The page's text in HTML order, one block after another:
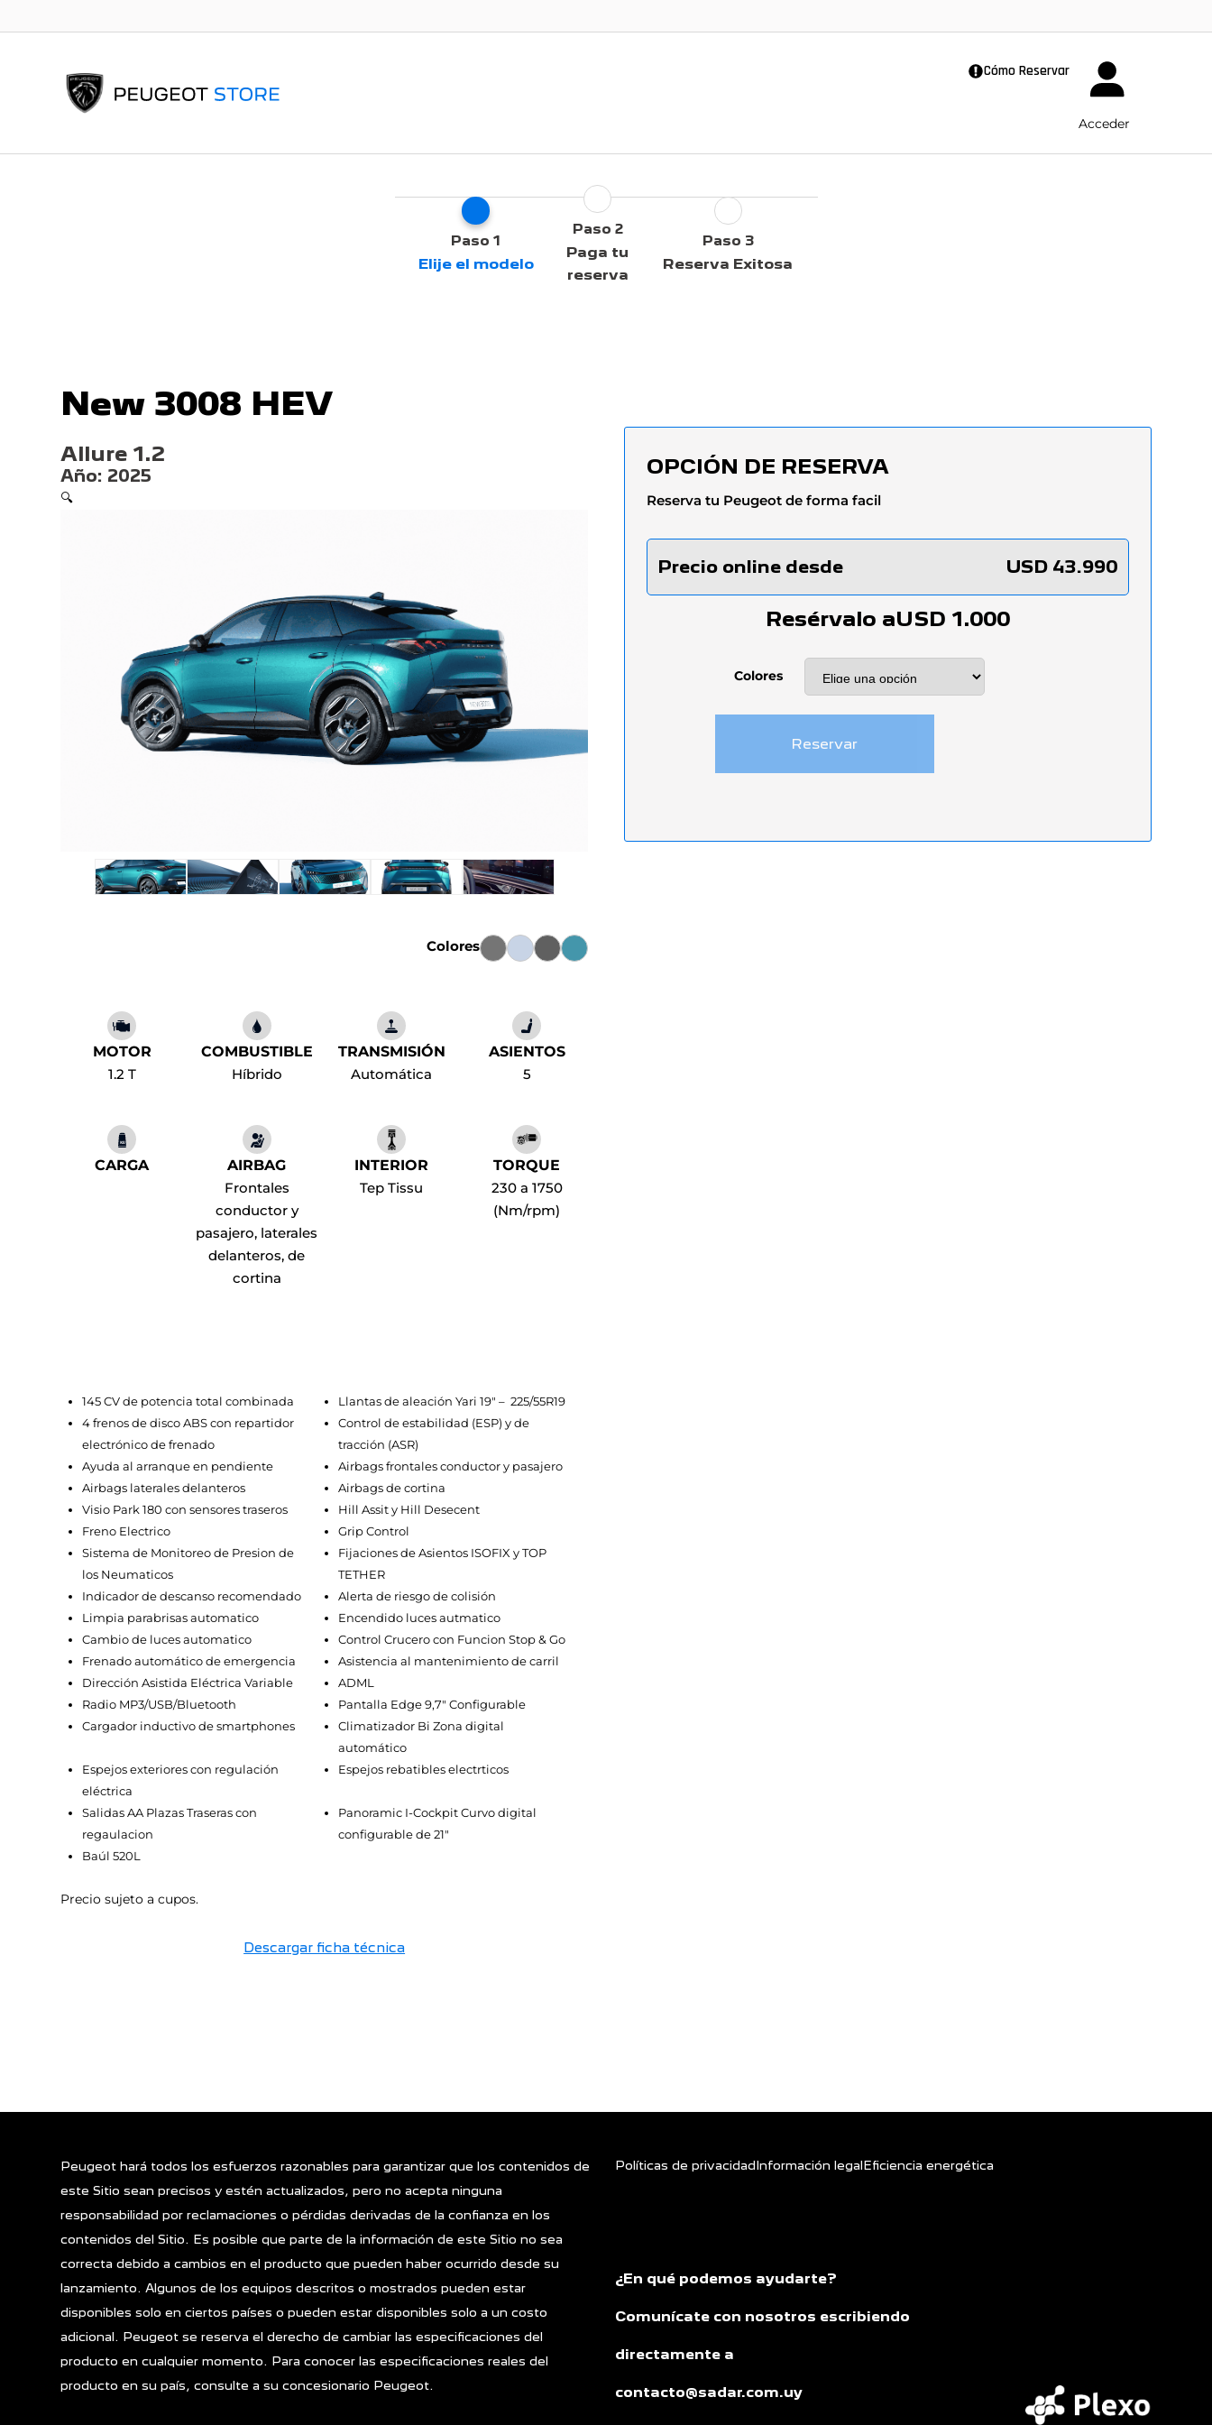
Cómo Reservar
Acceder
Paso 1
Elije el modelo
Paso 2
Paga tu
reserva
Paso 3
Reserva Exitosa
New 3008 HEV
Allure 1.2
Año: 2025
🔍
Colores
MOTOR
1.2 T
COMBUSTIBLE
Híbrido
TRANSMISIÓN
Automática
ASIENTOS
5
CARGA
AIRBAG
Frontales
conductor y
pasajero, laterales
delanteros, de
cortina
INTERIOR
Tep Tissu
TORQUE
230 a 1750
(Nm/rpm)
145 CV de potencia total combinada
Llantas de aleación Yari 19″ – 225/55R19
4 frenos de disco ABS con repartidor
electrónico de frenado
Control de estabilidad (ESP) y de
tracción (ASR)
Ayuda al arranque en pendiente
Airbags frontales conductor y pasajero
Airbags laterales delanteros
Airbags de cortina
Visio Park 180 con sensores traseros
Hill Assit y Hill Desecent
Freno Electrico
Grip Control
Sistema de Monitoreo de Presion de
los Neumaticos
Fijaciones de Asientos ISOFIX y TOP
TETHER
Indicador de descanso recomendado
Alerta de riesgo de colisión
Limpia parabrisas automatico
Encendido luces autmatico
Cambio de luces automatico
Control Crucero con Funcion Stop & Go
Frenado automático de emergencia
Asistencia al mantenimiento de carril
Dirección Asistida Eléctrica Variable
ADML
Radio MP3/USB/Bluetooth
Pantalla Edge 9,7″ Configurable
Cargador inductivo de smartphones
Climatizador Bi Zona digital
automático
Espejos exteriores con regulación
eléctrica
Espejos rebatibles electrticos
Salidas AA Plazas Traseras con
regaulacion
Panoramic I-Cockpit Curvo digital
configurable de 21″
Baúl 520L
Precio sujeto a cupos.
Descargar ficha técnica
OPCIÓN DE RESERVA
Reserva tu Peugeot de forma facil
Precio online desde USD 43.990
Resérvalo aUSD 1.000
Colores
Reservar
Peugeot hará todos los esfuerzos razonables para garantizar que los contenidos de
este Sitio sean precisos y estén actualizados, pero no acepta ninguna
responsabilidad por reclamaciones o pérdidas derivadas de la confianza en los
contenidos del Sitio. Es posible que parte de la información de este Sitio no sea
correcta debido a cambios en el producto que pueden haber ocurrido desde su
lanzamiento. Algunos de los equipos descritos o mostrados pueden estar
disponibles solo en ciertos países o pueden estar disponibles solo a un costo
adicional. Peugeot se reserva el derecho de cambiar las especificaciones del
producto en cualquier momento. Para conocer las especificaciones reales del
producto en su país, consulte a su concesionario Peugeot.
Políticas de privacidadInformación legalEficiencia energética
¿En qué podemos ayudarte?
Comunícate con nosotros escribiendo
directamente a
contacto@sadar.com.uy